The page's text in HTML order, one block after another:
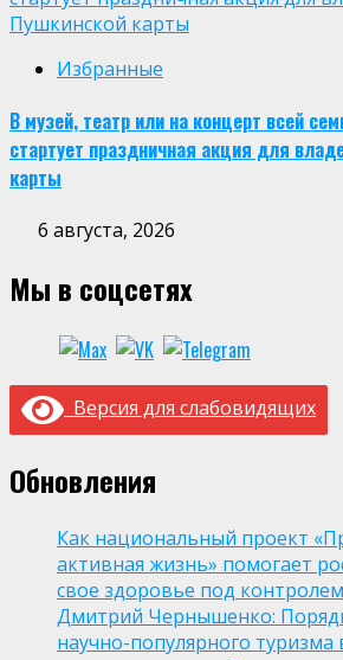
Пушкинской карты
Избранные
В музей, театр или на концерт всей
стартует праздничная акция для
карты
6 августа, 2026
Мы в соцсетях
Версия для слабовидящих
Обновления
Как национальный проект
активная жизнь» помогает
свое здоровье под контролем
Дмитрий Чернышенко:
научно-популярного туризма